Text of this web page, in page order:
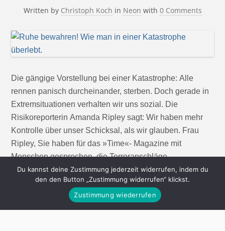
Written by Christoph Koch in Neon with 0 Comments
Die gängige Vorstellung bei einer Katastrophe: Alle
rennen panisch durcheinander, sterben. Doch gerade in
Extremsituationen verhalten wir uns sozial. Die
Risikoreporterin Amanda Ripley sagt: Wir haben mehr
Kontrolle über unser Schicksal, als wir glauben. Frau
Ripley, Sie haben für das »Time«- Magazine mit
Menschen gesprochen, die Terroranschläge,
Geiseldramen, Flugzeugabstürze und Naturkatastrophen
überlebt haben. Was war […]
Continue Reading
Du kannst deine Zustimmung jederzeit widerrufen, indem du
den den Button „Zustimmung widerrufen“ klickst.
Zustimmung wiederrufen